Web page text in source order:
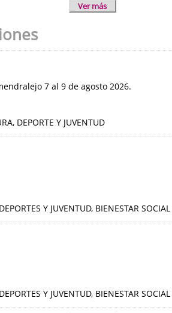
Ver más
7 al 9 de agosto 2026.
DEPORTE Y JUVENTUD
Y JUVENTUD, BIENESTAR
Y JUVENTUD, BIENESTAR